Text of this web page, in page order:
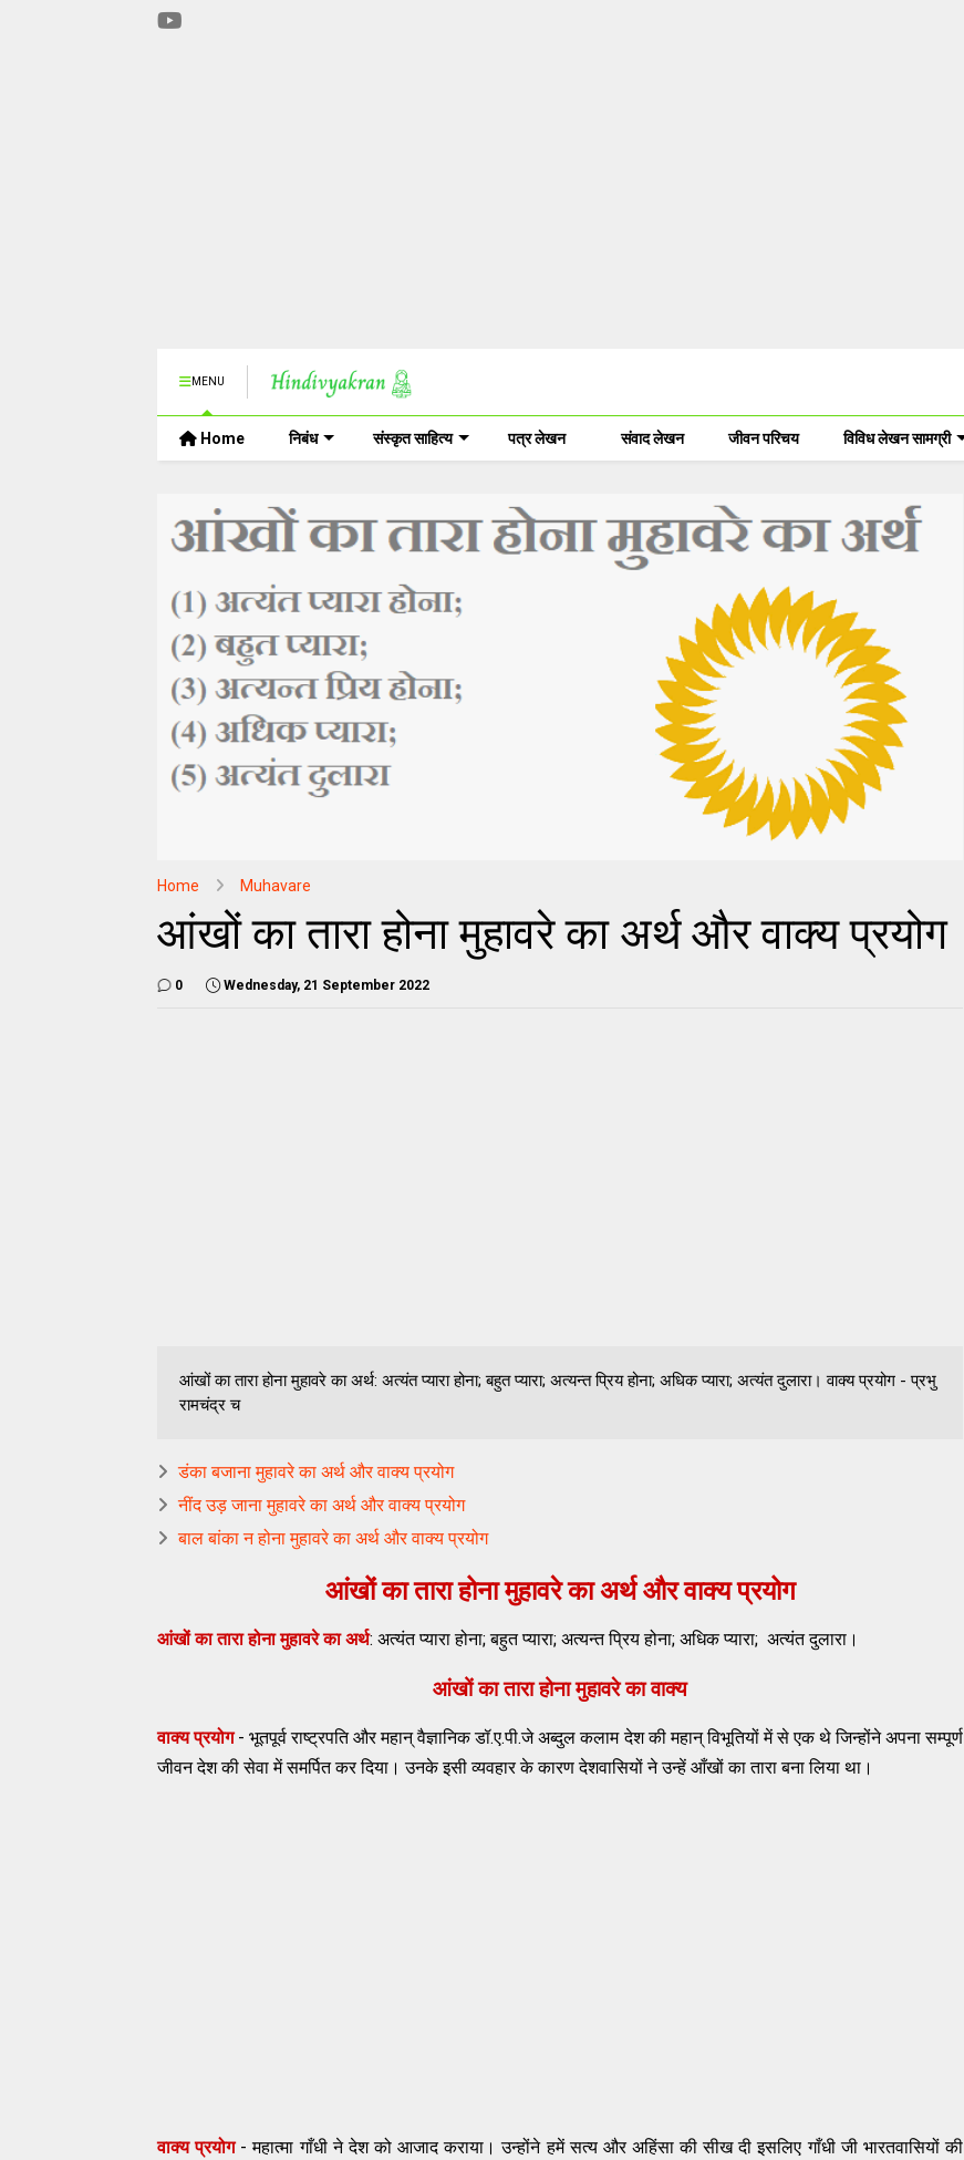
MENU
Home निबंध संस्कृत साहित्य पत्र लेखन संवाद लेखन जीवन परिचय विविध लेखन सामग्री
Home Muhavare
आंखों का तारा होना मुहावरे का अर्थ और वाक्य प्रयोग
0 Wednesday, 21 September 2022
आंखों का तारा होना मुहावरे का अर्थ: अत्यंत प्यारा होना; बहुत प्यारा; अत्यन्त प्रिय होना; अधिक प्यारा; अत्यंत दुलारा। वाक्य प्रयोग - प्रभु
रामचंद्र च
डंका बजाना मुहावरे का अर्थ और वाक्य प्रयोग
नींद उड़ जाना मुहावरे का अर्थ और वाक्य प्रयोग
बाल बांका न होना मुहावरे का अर्थ और वाक्य प्रयोग
आंखों का तारा होना मुहावरे का अर्थ और वाक्य प्रयोग
आंखों का तारा होना मुहावरे का अर्थ: अत्यंत प्यारा होना; बहुत प्यारा; अत्यन्त प्रिय होना; अधिक प्यारा; अत्यंत दुलारा।
आंखों का तारा होना मुहावरे का वाक्य
वाक्य प्रयोग- भूतपूर्व राष्ट्रपति और महान् वैज्ञानिक डॉ.ए.पी.जे अब्दुल कलाम देश की महान् विभूतियों में से एक थे जिन्होंने अपना सम्पूर्ण
जीवन देश की सेवा में समर्पित कर दिया। उनके इसी व्यवहार के कारण देशवासियों ने उन्हें आँखों का तारा बना लिया था।
वाक्य प्रयोग- महात्मा गाँधी ने देश को आजाद कराया। उन्होंने हमें सत्य और अहिंसा की सीख दी इसलिए गाँधी जी भारतवासियों की